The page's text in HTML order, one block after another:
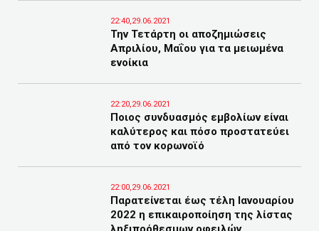
22:40,29.06.2021
Την Τετάρτη οι αποζημιώσεις
Απριλίου, Μαΐου για τα μειωμένα
ενοίκια
22:20,29.06.2021
Ποιος συνδυασμός εμβολίων είναι
καλύτερος και πόσο προστατεύει
από τον κορωνοϊό
22:00,29.06.2021
Παρατείνεται έως τέλη Ιανουαρίου
2022 η επικαιροποίηση της λίστας